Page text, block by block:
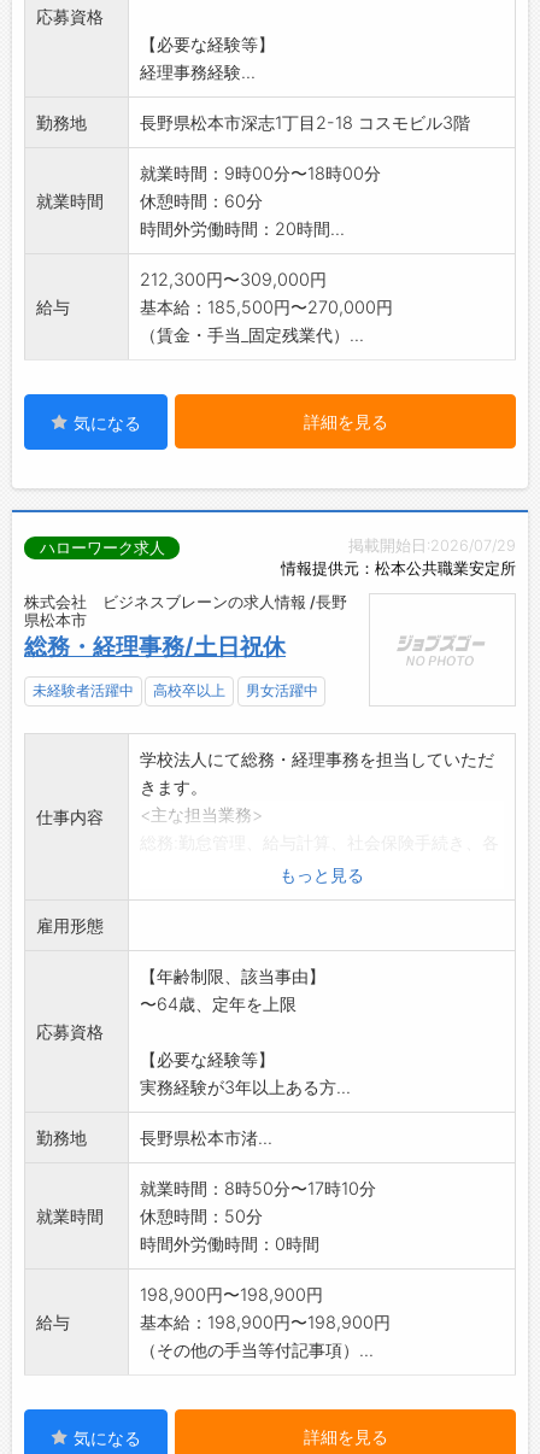
応募資格
【必要な経験等】
経理事務経験...
勤務地 長野県松本市深志1丁目2-18 コスモビル3階
就業時間
就業時間：9時00分〜18時00分
休憩時間：60分
時間外労働時間：20時間...
給与
212,300円〜309,000円
基本給：185,500円〜270,000円
（賃金・手当_固定残業代）...
気になる 詳細を見る
掲載開始日:2026/07/29
情報提供元：松本公共職業安定所
ハローワーク求人
株式会社 ビジネスブレーンの求人情報 /長野
県松本市
総務・経理事務/土日祝休
未経験者活躍中 高校卒以上 男女活躍中
仕事内容
学校法人にて総務・経理事務を担当していただ
きます。
<主な担当業務>
品管理
<変更の範囲:派遣契約先が定める業務>
もっと見る
雇用形態
応募資格
【年齢制限、該当事由】
〜64歳、定年を上限
【必要な経験等】
実務経験が3年以上ある方...
勤務地 長野県松本市渚...
就業時間
就業時間：8時50分〜17時10分
休憩時間：50分
時間外労働時間：0時間
給与
198,900円〜198,900円
基本給：198,900円〜198,900円
（その他の手当等付記事項）...
気になる 詳細を見る